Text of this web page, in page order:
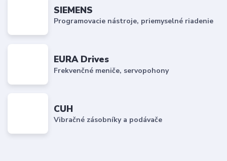
SIEMENS
Programovacie nástroje, priemyselné riadenie
EURA Drives
Frekvenčné meniče, servopohony
CUH
Vibračné zásobníky a podávače